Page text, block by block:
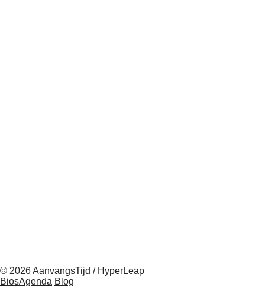
© 2026 AanvangsTijd / HyperLeap
BiosAgenda Blog